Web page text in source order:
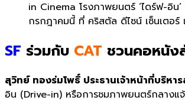
in Cinema โรงภาพยนตร์ ‘ไดร์ฟ-อิน
กรกฎาคมนี้ ที่ คริสตัล ดีไซน์ เซ็นเตอร์
SF ร่วมกับ CAT ชวนคอหนัง
สุวิทย์ ทองร่มโพธิ์ ประธานเจ้าหน้าที่บริห
อิน (Drive-in) หรือการชมภาพยนตร์กลางแ